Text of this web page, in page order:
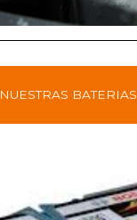
NUESTRAS BATERIAS